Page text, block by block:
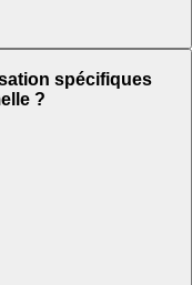
spécifiques
?